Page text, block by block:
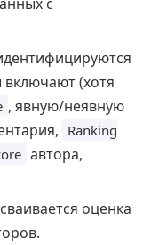
(хотя
, явную/неявную
Ranking
автора,
оценка